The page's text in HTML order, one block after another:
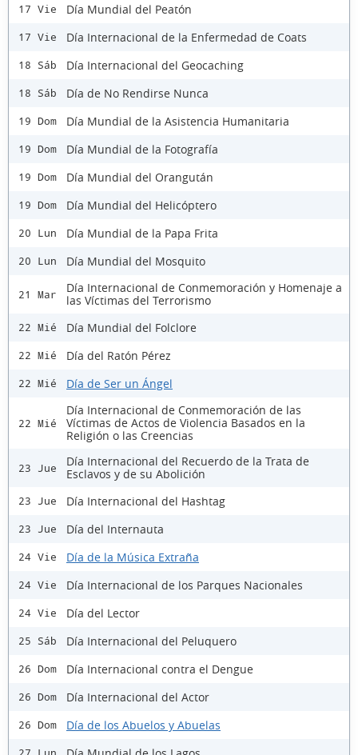
17 Vie Día Mundial del Peatón
17 Vie Día Internacional de la Enfermedad de Coats
18 Sáb Día Internacional del Geocaching
18 Sáb Día de No Rendirse Nunca
19 Dom Día Mundial de la Asistencia Humanitaria
19 Dom Día Mundial de la Fotografía
19 Dom Día Mundial del Orangután
19 Dom Día Mundial del Helicóptero
20 Lun Día Mundial de la Papa Frita
20 Lun Día Mundial del Mosquito
21 Mar
Día Internacional de Conmemoración y Homenaje a
las Víctimas del Terrorismo
22 Mié Día Mundial del Folclore
22 Mié Día del Ratón Pérez
22 Mié Día de Ser un Ángel
22 Mié
Día Internacional de Conmemoración de las
Víctimas de Actos de Violencia Basados en la
Religión o las Creencias
23 Jue
Día Internacional del Recuerdo de la Trata de
Esclavos y de su Abolición
23 Jue Día Internacional del Hashtag
23 Jue Día del Internauta
24 Vie Día de la Música Extraña
24 Vie Día Internacional de los Parques Nacionales
24 Vie Día del Lector
25 Sáb Día Internacional del Peluquero
26 Dom Día Internacional contra el Dengue
26 Dom Día Internacional del Actor
26 Dom Día de los Abuelos y Abuelas